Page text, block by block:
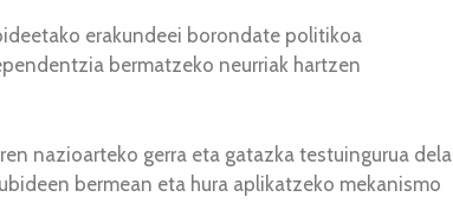
erakundeei borondate politikoa
bermatzeko neurriak hartzen
nazioarteko gerra eta gatazka testuingurua dela
bermean eta hura aplikatzeko mekanismo